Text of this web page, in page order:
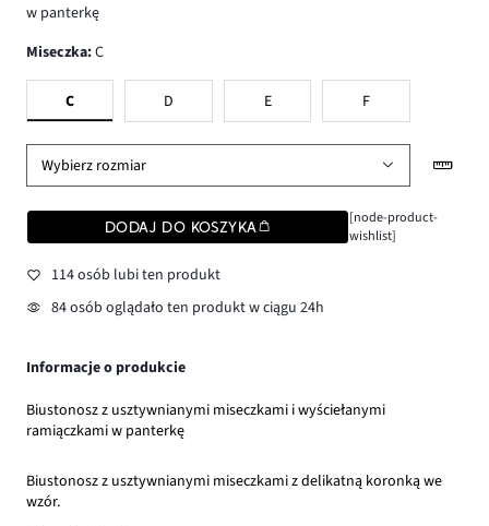
w panterkę
Miseczka:C
C D E F
Wybierz rozmiar
DODAJ DO KOSZYKA
[node-product-
wishlist]
114 osób lubi ten produkt
84 osób oglądało ten produkt w ciągu 24h
Informacje o produkcie
Biustonosz z usztywnianymi miseczkami i wyściełanymi
ramiączkami w panterkę
Biustonosz z usztywnianymi miseczkami z delikatną koronką we
wzór.